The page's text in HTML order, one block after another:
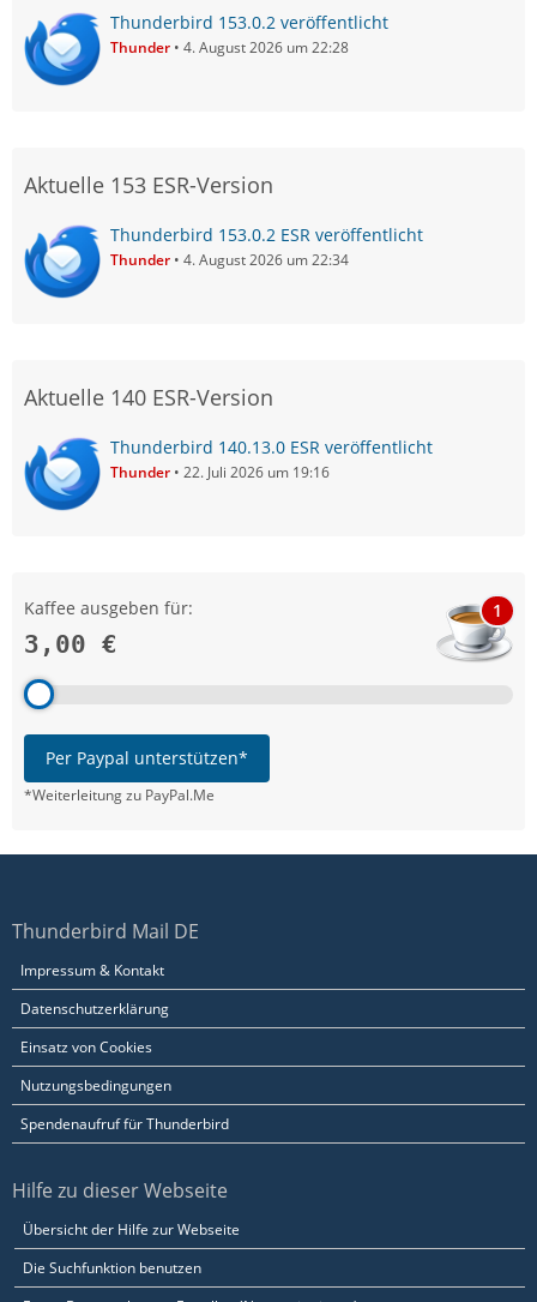
Thunderbird 153.0.2 veröffentlicht
Thunder 4. August 2026 um 22:28
Aktuelle 153 ESR-Version
Thunderbird 153.0.2 ESR veröffentlicht
Thunder 4. August 2026 um 22:34
Aktuelle 140 ESR-Version
Thunderbird 140.13.0 ESR veröffentlicht
Thunder 22. Juli 2026 um 19:16
Kaffee ausgeben für:
3,00 €
1
Per Paypal unterstützen*
*Weiterleitung zu PayPal.Me
Thunderbird Mail DE
Impressum & Kontakt
Datenschutzerklärung
Einsatz von Cookies
Nutzungsbedingungen
Spendenaufruf für Thunderbird
Hilfe zu dieser Webseite
Übersicht der Hilfe zur Webseite
Die Suchfunktion benutzen